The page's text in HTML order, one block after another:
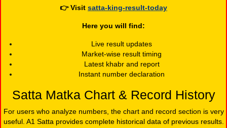
👉Visit satta-king-result-today
Here you will find:
Live result updates
Market-wise result timing
Latest khabr and report
Instant number declaration
Satta Matka Chart & Record History
For users who analyze numbers, the chart and record section is very
useful. A1 Satta provides complete historical data of previous results.